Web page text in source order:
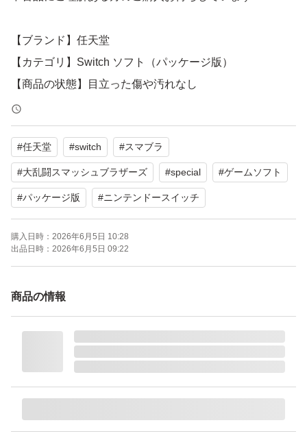
【ブランド】任天堂
【カテゴリ】Switch ソフト（パッケージ版）
【商品の状態】目立った傷や汚れなし
【カラー】マルチカラー
【その他】全年齢対象
目立った傷や汚れはなく、比較的きれいな状態です。動作
確認済みです。
よろしくお願いいたします。
#任天堂 #switch #スマブラ
#大乱闘スマッシュブラザーズ #special #ゲームソフト
#パッケージ版 #ニンテンドースイッチ
購入日時： 2026年6月5日 10:28
出品日時： 2026年6月5日 09:22
商品の情報